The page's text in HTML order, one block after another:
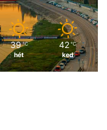
39 ℃
hét
42 ℃
ked